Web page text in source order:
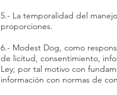
5.- La temporalidad del
proporciones.
6.- Modest Dog, como
de licitud, consentimiento,
Ley; por tal motivo con
información con normas de